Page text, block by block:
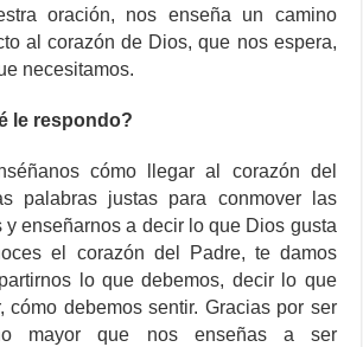
oración, nos enseña un camino
al corazón de Dios, que nos espera,
necesitamos.
le respondo?
cómo llegar al corazón del
palabras justas para conmover las
y enseñarnos a decir lo que Dios gusta
el corazón del Padre, te damos
lo que debemos, decir lo que
cómo debemos sentir. Gracias por ser
mayor que nos enseñas a ser